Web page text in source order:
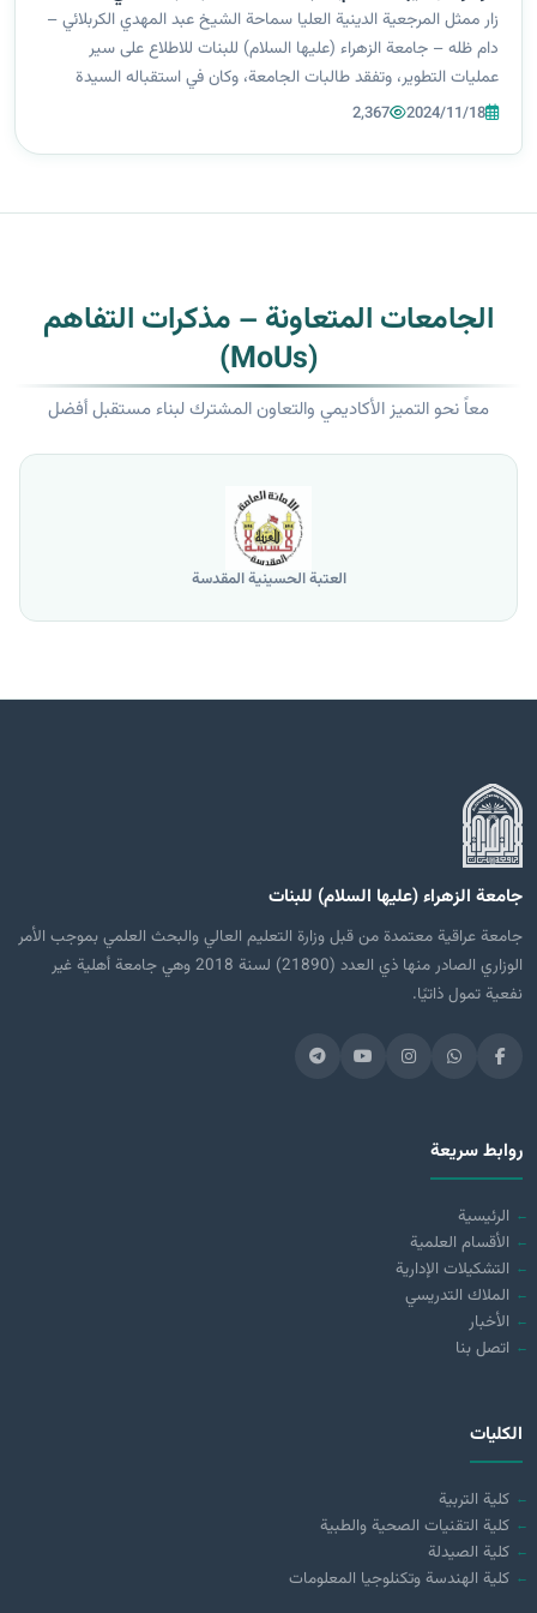
والإنساني
زار ممثل المرجعية الدينية العليا سماحة الشيخ عبد المهدي الكربلائي –
دام ظله – جامعة الزهراء (عليها السلام) للبنات للاطلاع على سير
عمليات التطوير، وتفقد طالبات الجامعة، وكان في استقباله السيدة
رئيسة الجامعة أ. د زينب السلطاني. وشملت الجولة زيارة البناية
2024/11/18
2,367
الجامعات المتعاونة – مذكرات التفاهم
(MoUs)
معاً نحو التميز الأكاديمي والتعاون المشترك لبناء مستقبل أفضل
العتبة الحسينية المقدسة
جامعة الزهراء (عليها السلام) للبنات
جامعة عراقية معتمدة من قبل وزارة التعليم العالي والبحث العلمي بموجب الأمر
الوزاري الصادر منها ذي العدد (21890) لسنة 2018 وهي جامعة أهلية غير
نفعية تمول ذاتيًا.
روابط سريعة
الرئيسية
الأقسام العلمية
التشكيلات الإدارية
الملاك التدريسي
الأخبار
اتصل بنا
الكليات
كلية التربية
كلية التقنيات الصحية والطبية
كلية الصيدلة
كلية الهندسة وتكنلوجيا المعلومات